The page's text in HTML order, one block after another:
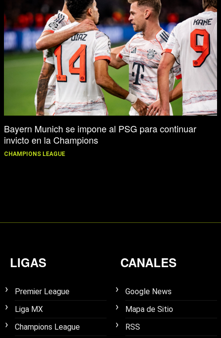
Bayern Munich se impone al PSG para continuar
invicto en la Champions
CHAMPIONS LEAGUE
LIGAS
Premier League
Liga MX
Champions League
CANALES
Google News
Mapa de Sitio
RSS